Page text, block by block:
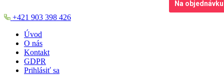
+421 903 398 426
Úvod
O nás
Kontakt
GDPR
Prihlásiť sa
Na objednávku